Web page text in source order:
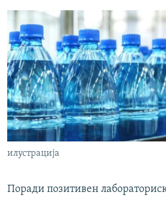
ПОДКАСТ ЗОШТО?
СЛЕДЕТЕ НЕ
РСЕ веб страници
илустрација
Поради позитивен